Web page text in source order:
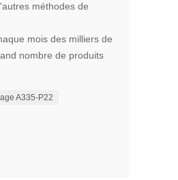
méthodes de
mois des milliers de
nombre de produits
A335-P22